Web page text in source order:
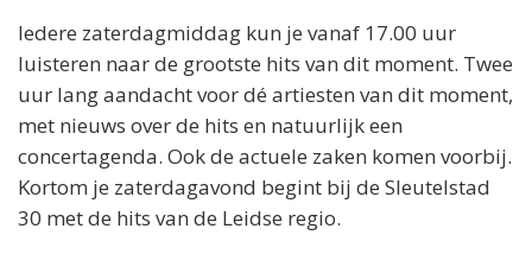
Iedere zaterdagmiddag kun je vanaf 17.00 uur
luisteren naar de grootste hits van dit moment. Twee
uur lang aandacht voor dé artiesten van dit moment,
met nieuws over de hits en natuurlijk een
concertagenda. Ook de actuele zaken komen voorbij.
Kortom je zaterdagavond begint bij de Sleutelstad
30 met de hits van de Leidse regio.